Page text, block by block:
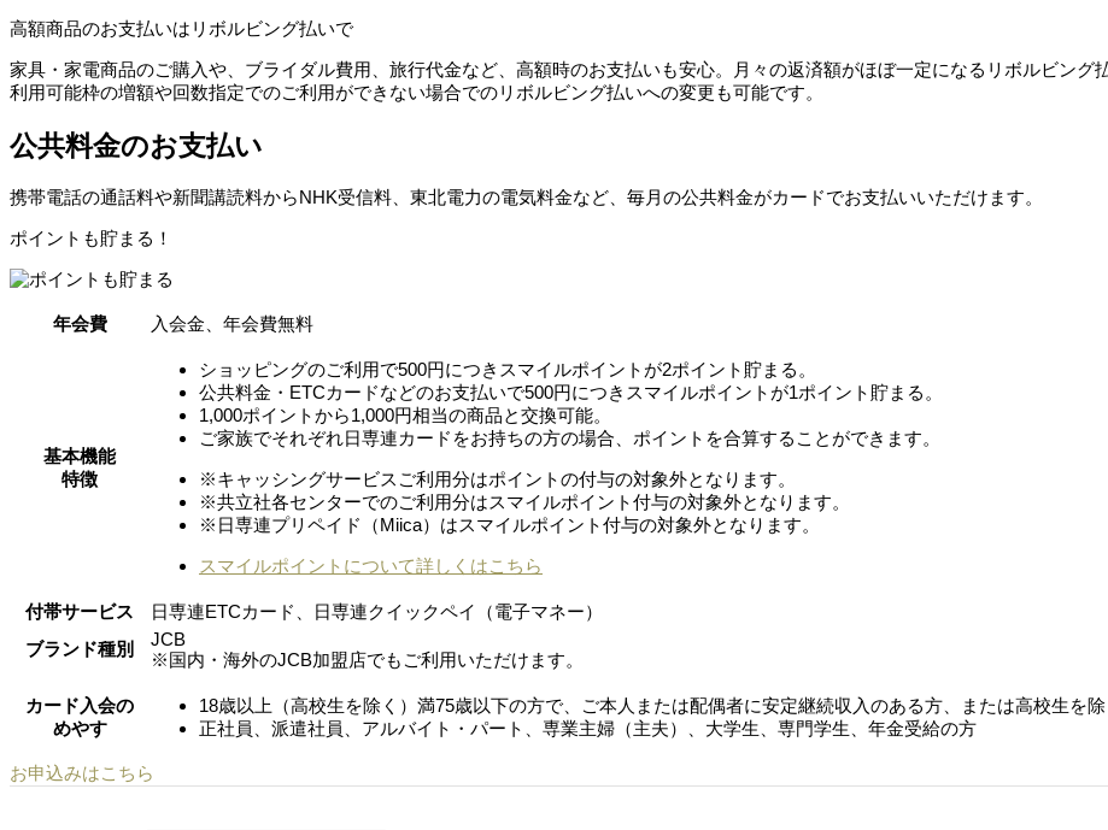
高額商品のお支払いはリボルビング払いで
家具・家電商品のご購入や、ブライダル費用、旅行代金など、高額時のお支払いも安心。月々の返済額がほぼ一定になるリボルビン
利用可能枠の増額や回数指定でのご利用ができない場合でのリボルビング払いへの変更も可能です。
公共料金のお支払い
携帯電話の通話料や新聞講読料からNHK受信料、東北電力の電気料金など、毎月の公共料金がカードでお支払いいただけます。
ポイントも貯まる！
年会費 入会金、年会費無料
基本機能
特徴
ショッピングのご利用で500円につきスマイルポイントが2ポイント貯まる。
公共料金・ETCカードなどのお支払いで500円につきスマイルポイントが1ポイント貯まる。
1,000ポイントから1,000円相当の商品と交換可能。
ご家族でそれぞれ日専連カードをお持ちの方の場合、ポイントを合算することができます。
※キャッシングサービスご利用分はポイントの付与の対象外となります。
※共立社各センターでのご利用分はスマイルポイント付与の対象外となります。
※日専連プリペイド（Miica）はスマイルポイント付与の対象外となります。
スマイルポイントについて詳しくはこちら
付帯サービス
日専連ETCカード、日専連クイックペイ（電子マネー）
ブランド種別
JCB
※国内・海外のJCB加盟店でもご利用いただけます。
カード入会の
めやす
18歳以上（高校生を除く）満75歳以下の方で、ご本人または配偶者に安定継続収入のある方、または高校生を
正社員、派遣社員、アルバイト・パート、専業主婦（主夫）、大学生、専門学生、年金受給の方
お申込みはこちら